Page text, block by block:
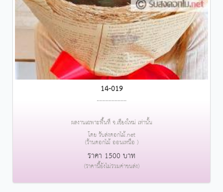
14-019
....................
ผลงานเฉพาะพื้นที่ จ.เชียงใหม่ เท่านั้น
โดย รับส่งดอกไม้.net
(ร้านดอกไม้ ออนเหนือ )
ราคา 1500 บาท
(ราคานี้ยังไม่รวมค่าขนส่ง)